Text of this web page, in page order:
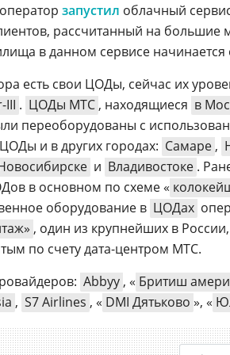
запустил облачный
рассчитанный на
в данном сервисе начинается
есть свои ЦОДы, сейчас их
III . ЦОДы МТС , находящиеся в
переоборудованы с
и в других городах: Самаре ,
и Владивостоке .
в основном по схеме «
оборудование в ЦОДах
, один из крупнейших в
по счету дата-центром МТС.
Abbyy , « Бритиш
, S7 Airlines , « DMI Дятьково », «